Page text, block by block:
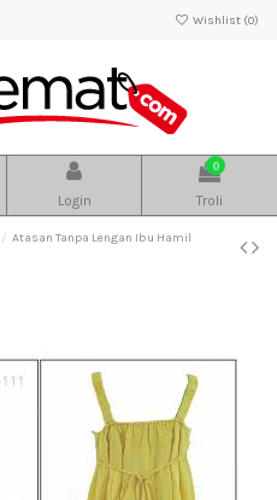
Wishlist (0)
Login
0
Troli
Atasan Tanpa Lengan Ibu Hamil